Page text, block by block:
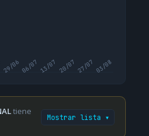
29/0606/07 13/07 20/07 27/07 03/08
tiene
Mostrar lista ▾